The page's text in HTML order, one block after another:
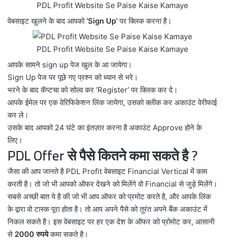
PDL Profit Website Se Paise Kaise Kamaye
वेबसाइट खुलने के बाद आपको‘Sign Up’पर क्लिक करना है।
PDL Profit Website Se Paise Kaise Kamaye
आपके सामने sign up पेज खुल के आ जायेगा।
Sign Up पेज पर पूछे गए प्रश्न को ध्यान से भरे।
भरने के बाद कॅप्टचा को सोल्व कर ‘Register’ पर क्लिक कर दे।
आपके ईमेल पर एक वेरिफिकेशन लिंक जायेगा, उसको क्लीक कर अकाउंट वेरीफाई
कर ले।
उसके बाद आपको 24 घंटे का इंतज़ार करना है अकाउंट Approve होने के
लिए।
PDL Offer से पैसे कितने कमा सकते है ?
जैसा की आप जानते है PDL Profit वेबसाइट Financial Vertical में काम
करती है। तो जो भी आपको ऑफर देखने को मिलेंगे वो Financial से जुड़े मिलेंगे।
सबसे अच्छी बात ये है की जो भी आप ऑफर को प्रमोट करते है, और आपके लिंक
के द्वारा वो टास्क पूरा होता है। तो आप अपने पैसे को तुरंत अपने बैंक अकाउंट में
निकल सकते है। इस वेबसाइट पर हर एक देश के ऑफर को प्रोमोट कर, आसानी
से 2000 रुपयेकमा सकते है।